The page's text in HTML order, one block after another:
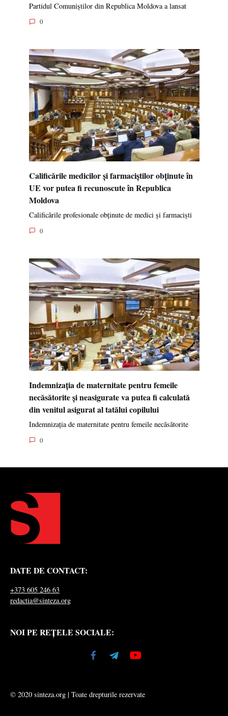
Partidul Comuniștilor din Republica Moldova a lansat
0
Calificările medicilor și farmaciștilor obținute în
UE vor putea fi recunoscute în Republica
Moldova
Calificările profesionale obținute de medici și farmaciști
0
Indemnizația de maternitate pentru femeile
necăsătorite și neasigurate va putea fi calculată
din venitul asigurat al tatălui copilului
Indemnizația de maternitate pentru femeile necăsătorite
0
DATE DE CONTACT:
+373 605 246 63
redactia@sinteza.org
NOI PE REȚELE SOCIALE:
© 2020 sinteza.org | Toate drepturile rezervate